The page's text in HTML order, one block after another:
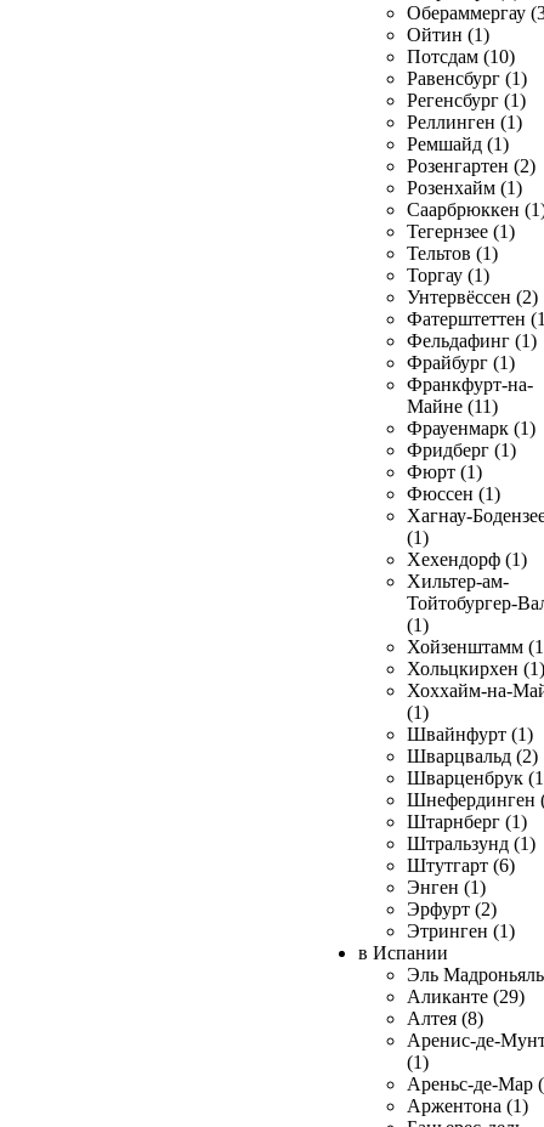
Обераммергау
Ойтин (1)
Потсдам (10)
Равенсбург (1)
Регенсбург (1)
Реллинген (1)
Ремшайд (1)
Розенгартен (2)
Розенхайм (1)
Саарбрюккен
Тегернзее (1)
Тельтов (1)
Торгау (1)
Унтервёссен (2)
Фатерштеттен
Фельдафинг (1)
Фрайбург (1)
Франкфурт-на-
Майне (11)
Фрауенмарк (1)
Фридберг (1)
Фюрт (1)
Фюссен (1)
Хагнау-
(1)
Хехендорф (1)
Хильтер-ам-
Тойтобургер-
(1)
Хойзенштамм
Хольцкирхен (1)
Хоххайм-на-
(1)
Швайнфурт (1)
Шварцвальд (2)
Шварценбрук
Шнефердинген
Штарнберг (1)
Штральзунд (1)
Штутгарт (6)
Энген (1)
Эрфурт (2)
Этринген (1)
в Испании
Эль
Аликанте (29)
Алтея (8)
Аренис-де-
(1)
Ареньс-де-Мар
Аржентона (1)